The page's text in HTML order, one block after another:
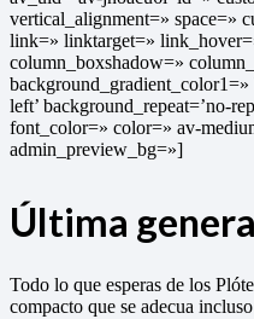
vertical_alignment=» space=»
link=» linktarget=»
column_boxshadow=»
left’ background_repeat=’no-
font_color=» color=» av-
admin_preview_bg=»]
Última
Todo lo que esperas de los
compacto que se adecua